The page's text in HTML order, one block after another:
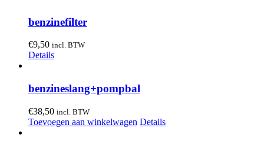
benzinefilter
€9,50 incl. BTW
Details
benzineslang+pompbal
€38,50 incl. BTW
Toevoegen aan winkelwagen Details